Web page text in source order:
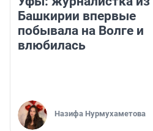
Башкирии впервые
побывала на Волге и
влюбилась
Назифа Нурмухаметова